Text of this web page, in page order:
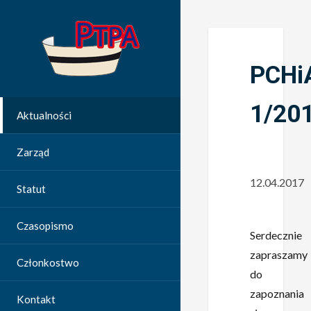
Aktualności
Zarząd
Statut
Czasopismo
Członkostwo
Kontakt
1/
12.04.2017
Serdecznie
zapraszamy
do
zapoznania